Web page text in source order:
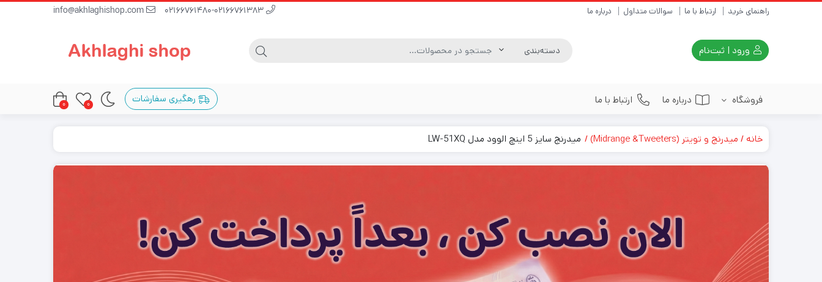
راهنمای خرید ارتباط با ما سوالات متداول درباره ما
ورود | ثبت‌نام
فروشگاه
اسپیکر(speaker) کامپونت ( component )
درباره ما ارتباط با ما رهگیری سفارشات 0
0
خانه میدرنج و تویتر (Midrange &Tweeters) میدرنج سایز 5 اینچ الوود مدل LW-51XQ